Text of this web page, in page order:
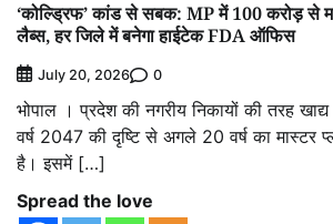
‘कोल्ड्रिफ’ कांड से सबक: MP में 100 करोड़ से
लैब्स, हर जिले में बनेगा हाईटेक FDA ऑफिस
July 20, 2026 0
भोपाल । प्रदेश की नगरीय निकायों की तरह
वर्ष 2047 की दृष्टि से अगले 20 वर्ष का मास्टर
है। इसमें […]
Spread the love